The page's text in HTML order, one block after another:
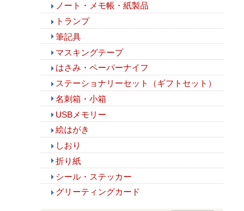
ノート・メモ帳・紙製品
トランプ
筆記具
マスキングテープ
はさみ・ペーパーナイフ
ステーショナリーセット（ギフトセット）
名刺箱・小箱
USBメモリー
絵はがき
しおり
折り紙
シール・ステッカー
グリーティングカード